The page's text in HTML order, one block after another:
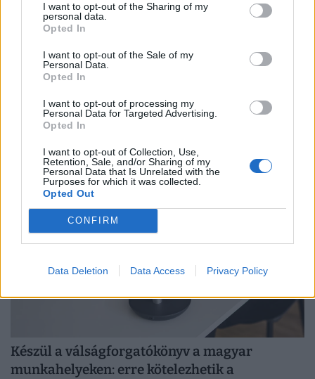
I want to opt-out of the Sharing of my
personal data.
Opted In
I want to opt-out of the Sale of my
Personal Data.
Opted In
I want to opt-out of processing my
Personal Data for Targeted Advertising.
Opted In
I want to opt-out of Collection, Use,
Retention, Sale, and/or Sharing of my
Personal Data that Is Unrelated with the
Purposes for which it was collected.
Opted Out
CONFIRM
Data Deletion Data Access Privacy Policy
Megelégelték az alacsony béreket a magyar
bénulhatnak meg az óriáscégek
Az idei nyáron szokatlanul aktívvá váltak a hazai
szakszervezetek.
Készül a válságforgatókönyv a magyar
munkahelyeken: erre kötelezhetik a